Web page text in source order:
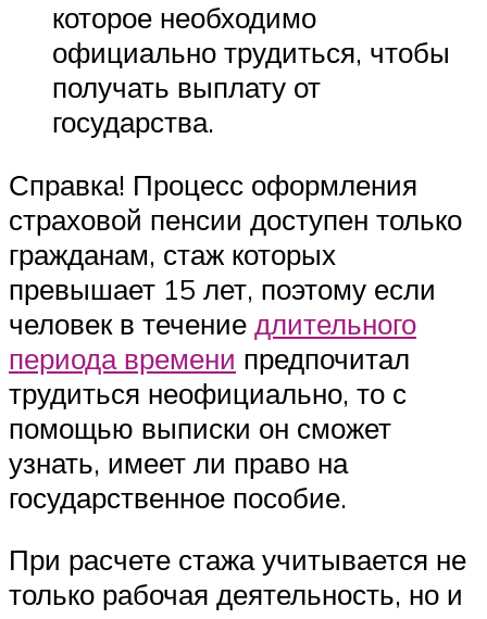
которое необходимо
официально трудиться, чтобы
получать выплату от
государства.
Справка! Процесс оформления
страховой пенсии доступен только
гражданам, стаж которых
превышает 15 лет, поэтому если
человек в течение длительного
периода времени предпочитал
трудиться неофициально, то с
помощью выписки он сможет
узнать, имеет ли право на
государственное пособие.
При расчете стажа учитывается не
только рабочая деятельность, но и